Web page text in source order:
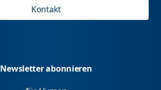
Kontakt
Newsletter abonnieren